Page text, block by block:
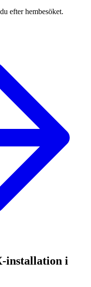
efter hembesöket.
installation i